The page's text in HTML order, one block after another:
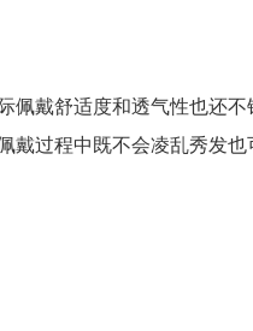
佩戴舒适度和透气性也还不
过程中既不会凌乱秀发也